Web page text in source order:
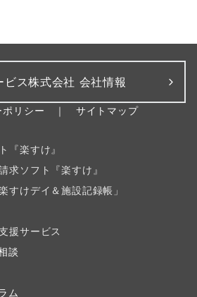
ビス株式会社 会社情報
リシー ｜ サイトマップ
『楽すけ』
求ソフト『楽すけ』
すけデイ＆施設記録帳」
援サービス
談
ム